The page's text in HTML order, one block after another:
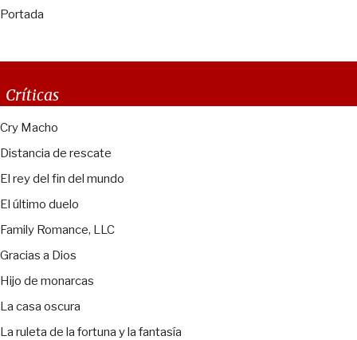
Portada
Críticas
Cry Macho
Distancia de rescate
El rey del fin del mundo
El último duelo
Family Romance, LLC
Gracias a Dios
Hijo de monarcas
La casa oscura
La ruleta de la fortuna y la fantasía